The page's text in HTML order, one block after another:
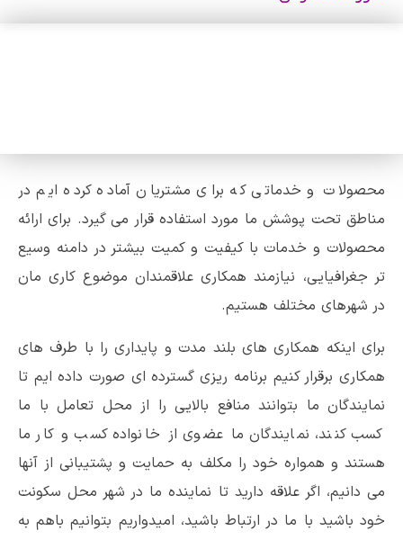
محصولات و خدماتی که برای مشتریان آماده کرده ایم در
مناطق تحت پوشش ما مورد استفاده قرار می گیرد. برای ارائه
محصولات و خدمات با کیفیت و کمیت بیشتر در دامنه وسیع
تر جغرافیایی، نیازمند همکاری علاقمندان موضوع کاری مان
در شهرهای مختلف هستیم.
برای اینکه همکاری های بلند مدت و پایداری را با طرف های
همکاری برقرار کنیم برنامه ریزی گسترده ای صورت داده ایم تا
نمایندگان ما بتوانند منافع بالایی را از محل تعامل با ما
کسب کنند، نمایندگان ما عضوی از خانواده کسب و کار ما
هستند و همواره خود را مکلف به حمایت و پشتیبانی از آنها
می دانیم، اگر علاقه دارید تا نماینده ما در شهر محل سکونت
خود باشید با ما در ارتباط باشید، امیدواریم بتوانیم باهم به